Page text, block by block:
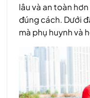
lâu và an toàn
đúng cách. Dưới
mà phụ huynh và